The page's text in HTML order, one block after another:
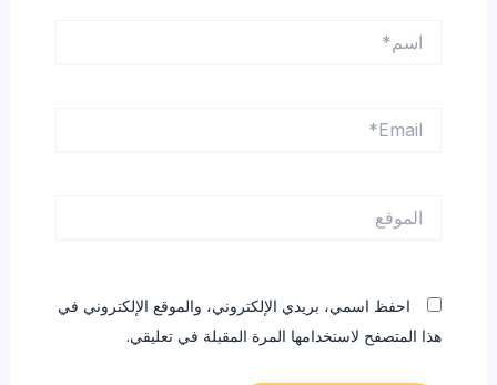
احفظ اسمي، بريدي الإلكتروني، والموقع الإلكتروني في
هذا المتصفح لاستخدامها المرة المقبلة في تعليقي.